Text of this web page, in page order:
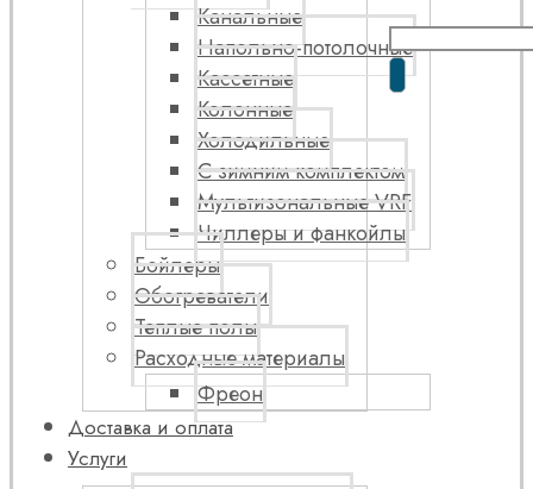
Канальные
Напольно-потолочные
Кассетные
Колонные
Холодильные
С зимним комплектом
Мультизональные VRF
Чиллеры и фанкойлы
Бойлеры
Обогреватели
Теплые полы
Расходные материалы
Фреон
Доставка и оплата
Услуги